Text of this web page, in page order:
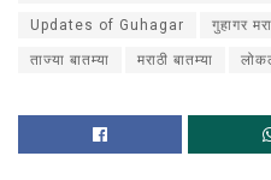
Updates of Guhagar गुहागर
ताज्या बातम्या मराठी बातम्या